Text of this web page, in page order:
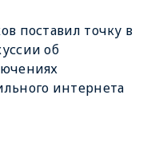
поставил точку в
об
интернета